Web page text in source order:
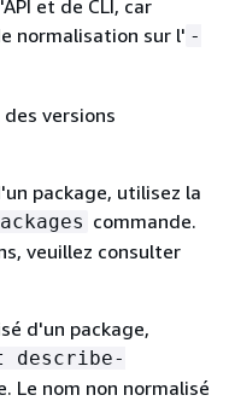
et de CLI, car
normalisation sur l' -
versions
package, utilisez la
commande.
veuillez consulter
d'un package,
describe-
Le nom non normalisé